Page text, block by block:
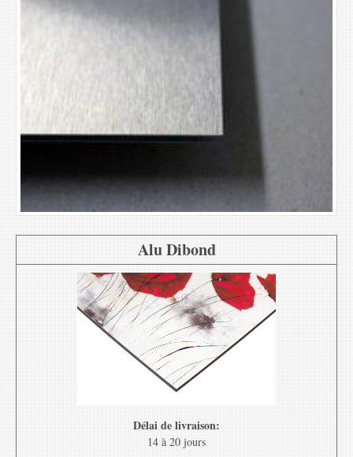
Alu Dibond
Délai de livraison:
14 à 20 jours